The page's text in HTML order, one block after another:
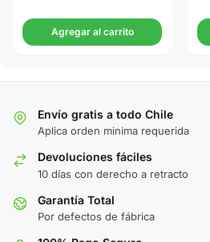
Agregar al carrito
Envío gratis a todo Chile
Aplica orden minima requerida
Devoluciones fáciles
10 días con derecho a retracto
Garantía Total
Por defectos de fábrica